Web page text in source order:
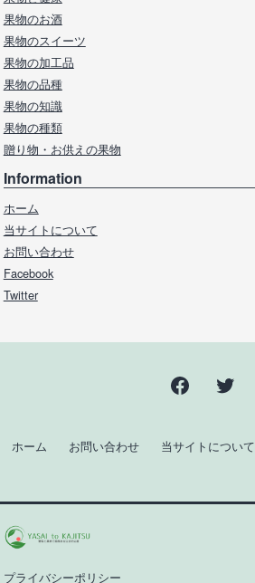
果物のお酒
果物のスイーツ
果物の加工品
果物の品種
果物の知識
果物の種類
贈り物・お供えの果物
Information
ホーム
当サイトについて
お問い合わせ
Facebook
Twitter
Facebook
ホーム お問い合わせ 当サイトについて
プライバシーポリシー